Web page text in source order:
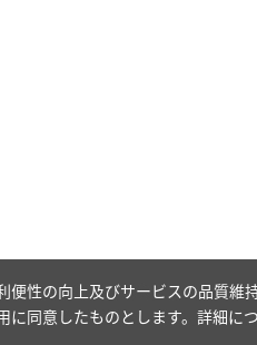
便性の向上及びサービスの品質
に同意したものとします。詳細